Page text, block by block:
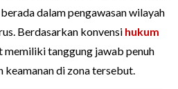
dalam pengawasan wilayah
Berdasarkan konvensi hukum
memiliki tanggung jawab penuh
keamanan di zona tersebut.